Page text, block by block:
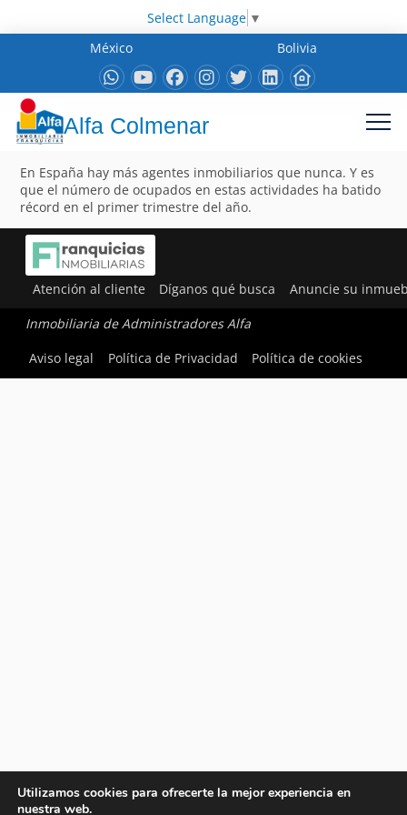
Select Language ▼
México
Bolivia
Alfa Colmenar
En España hay más agentes inmobiliarios que nunca. Y es
que el número de ocupados en estas actividades ha batido
récord en el primer trimestre del año.
Atención al cliente Díganos qué busca Anuncie su
Inmobiliaria de Administradores Alfa
Aviso legal
Política de Privacidad Política de cookies
Utilizamos cookies para ofrecerte la mejor experiencia en
nuestra web.